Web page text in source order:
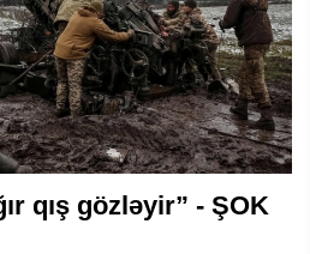
qış gözləyir” - ŞOK